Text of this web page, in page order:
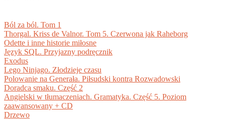
Ból za ból. Tom 1
Thorgal. Kriss de Valnor. Tom 5. Czerwona jak Raheborg
Odette i inne historie miłosne
Język SQL. Przyjazny podręcznik
Exodus
Lego Ninjago. Złodzieje czasu
Polowanie na Generała. Piłsudski kontra Rozwadowski
Doradca smaku. Część 2
Angielski w tłumaczeniach. Gramatyka. Część 5. Poziom
zaawansowany + CD
Drzewo